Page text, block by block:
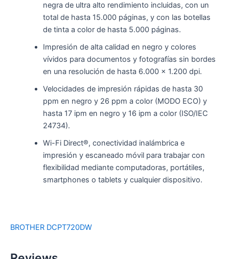
negra de ultra alto rendimiento incluidas, con un
total de hasta 15.000 páginas, y con las botellas
de tinta a color de hasta 5.000 páginas.
Impresión de alta calidad en negro y colores
vívidos para documentos y fotografías sin bordes
en una resolución de hasta 6.000 x 1.200 dpi.
Velocidades de impresión rápidas de hasta 30
ppm en negro y 26 ppm a color (MODO ECO) y
hasta 17 ipm en negro y 16 ipm a color (ISO/IEC
24734).
Wi-Fi Direct®, conectividad inalámbrica e
impresión y escaneado móvil para trabajar con
flexibilidad mediante computadoras, portátiles,
smartphones o tablets y cualquier dispositivo.
BROTHER DCPT720DW